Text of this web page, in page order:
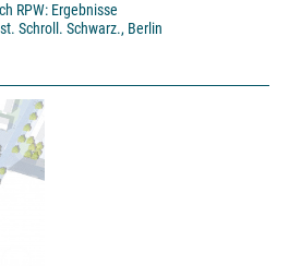
RPW: Ergebnisse
Schroll. Schwarz., Berlin